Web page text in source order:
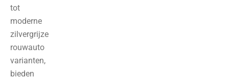
tot
moderne
zilvergrijze
rouwauto
varianten,
bieden